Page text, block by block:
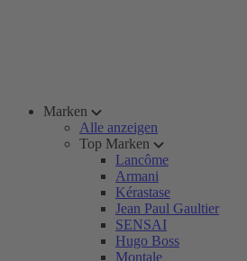
Marken
Alle anzeigen
Top Marken
Lancôme
Armani
Kérastase
Jean Paul Gaultier
SENSAI
Hugo Boss
Montale